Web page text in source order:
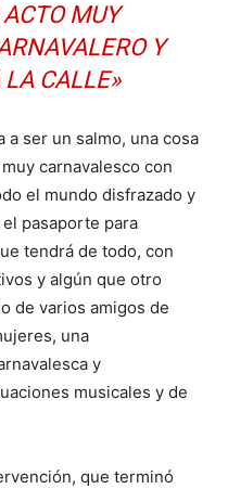
MUY
Y
CALLE»
a ser un salmo, una cosa
carnavalesco con
el mundo disfrazado y
pasaporte para
tendrá de todo, con
y algún que otro
de varios amigos de
una
y
musicales y de
que terminó